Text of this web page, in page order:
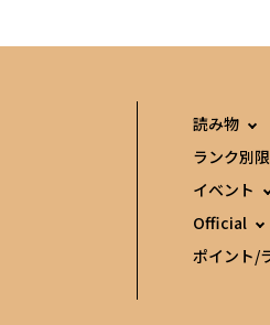
読み物
ランク別
イベント
Official
ポイント/